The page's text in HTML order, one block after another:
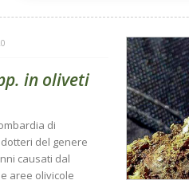
in oliveti
di
del genere
causati dal
aree olivicole